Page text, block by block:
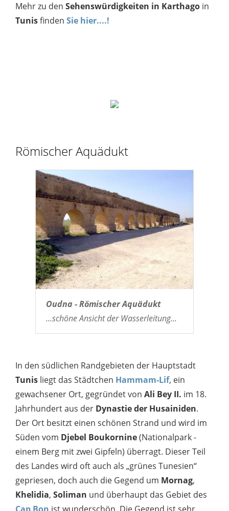
Mehr zu den Sehenswürdigkeiten in Karthago in
Tunisfinden Sie hier....!
Römischer Aquädukt
Oudna - Römischer Aquädukt
...schöne Ansicht der Wasserleitung...
In den südlichen Randgebieten der Hauptstadt
Tunis liegt das Städtchen Hammam-Lif, ein
gewachsener Ort, gegründet von Ali Bey II. im 18.
Jahrhundert aus der Dynastie der Husainiden.
Der Ort besitzt einen schönen Strand und wird im
Süden vom Djebel Boukornine(Nationalpark -
einem Berg mit zwei Gipfeln) überragt. Dieser Teil
des Landes wird oft auch als „grünes Tunesien“
gepriesen, doch auch die Gegend um Mornag,
Khelidia, Soliman und überhaupt das Gebiet des
Cap Bon ist wunderschön. Die Gegend ist sehr